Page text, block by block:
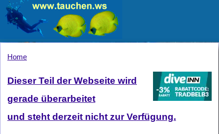
Home
Dieser Teil der Webseite wird
gerade überarbeitet
und steht derzeit nicht zur Verfügung.